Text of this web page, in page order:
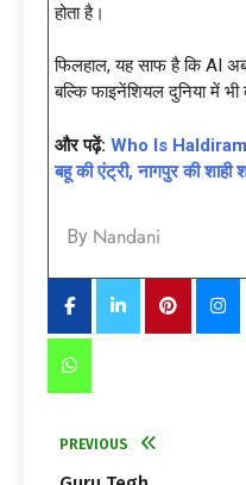
होता है।
फिलहाल, यह साफ है कि AI
बल्कि फाइनेंशियल दुनिया में
और पढ़ें: Who Is Haldiram
बहू की एंट्री, नागपुर की शाही
By Nandani
PREVIOUS